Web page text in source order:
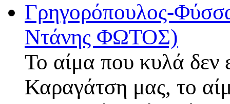
Γρηγορόπουλος-
Ντάνης ΦΩΤΟΣ)
Το αίμα που κυλά δεν
Καραγάτση μας, το